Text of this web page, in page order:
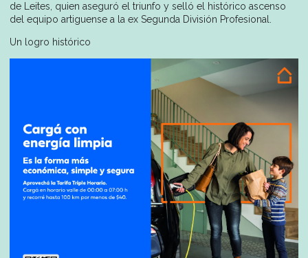
de Leites, quien aseguró el triunfo y selló el histórico ascenso
del equipo artiguense a la ex Segunda División Profesional.
Un logro histórico